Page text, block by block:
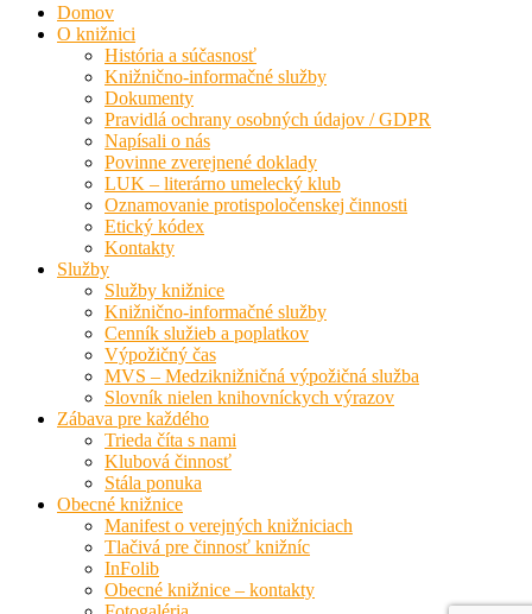
Domov
O knižnici
História a súčasnosť
Knižnično-informačné služby
Dokumenty
Pravidlá ochrany osobných údajov / GDPR
Napísali o nás
Povinne zverejnené doklady
LUK – literárno umelecký klub
Oznamovanie protispoločenskej činnosti
Etický kódex
Kontakty
Služby
Služby knižnice
Knižnično-informačné služby
Cenník služieb a poplatkov
Výpožičný čas
MVS – Medziknižničná výpožičná služba
Slovník nielen knihovníckych výrazov
Zábava pre každého
Trieda číta s nami
Klubová činnosť
Stála ponuka
Obecné knižnice
Manifest o verejných knižniciach
Tlačivá pre činnosť knižníc
InFolib
Obecné knižnice – kontakty